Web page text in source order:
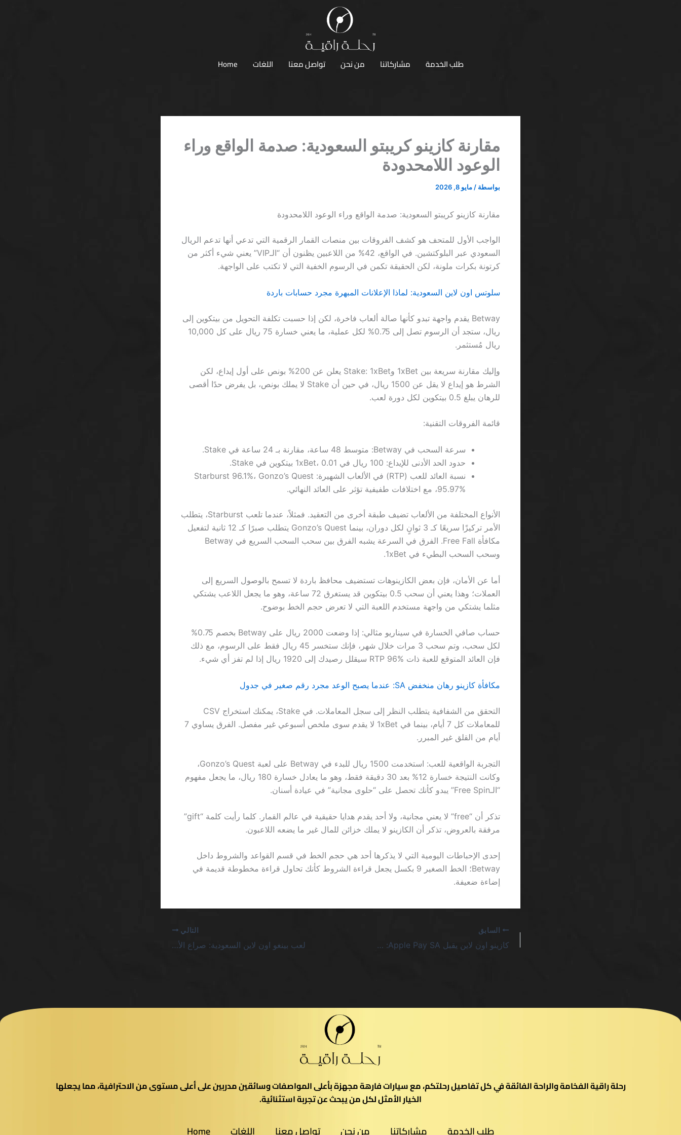
طلب الخدمة مشاركاتنا من نحن تواصل معنا اللغات Home
مقارنة كازينو كريبتو السعودية: صدمة الواقع وراء
الوعود اللامحدودة
بواسطة / مايو 8, 2026
مقارنة كازينو كريبتو السعودية: صدمة الواقع وراء الوعود اللامحدودة
الواجب الأول للمتحف هو كشف الفروقات بين منصات القمار الرقمية التي تدعي أنها تدعم الريال
السعودي عبر البلوكتشين. في الواقع، 42% من اللاعبين يظنون أن “الـVIP” يعني شيء أكثر من
كرتونة بكرات ملونة، لكن الحقيقة تكمن في الرسوم الخفية التي لا تكتب على الواجهة.
سلوتس اون لاين السعودية: لماذا الإعلانات المبهرة مجرد حسابات باردة
Betway يقدم واجهة تبدو كأنها صالة ألعاب فاخرة، لكن إذا حسبت تكلفة التحويل من بيتكوين إلى
ريال، ستجد أن الرسوم تصل إلى 0.75% لكل عملية، ما يعني خسارة 75 ريال على كل 10,000
ريال مُستثمر.
وإليك مقارنة سريعة بين 1xBet وStake: 1xBet يعلن عن 200% بونص على أول إيداع، لكن
الشرط هو إيداع لا يقل عن 1500 ريال، في حين أن Stake لا يملك بونص، بل يفرض حدًا أقصى
للرهان يبلغ 0.5 بيتكوين لكل دورة لعب.
قائمة الفروقات التقنية:
سرعة السحب في Betway: متوسط 48 ساعة، مقارنة بـ 24 ساعة في Stake.
حدود الحد الأدنى للإيداع: 100 ريال في 1xBet، 0.01 بيتكوين في Stake.
نسبة العائد للعب (RTP) في الألعاب الشهيرة: Starburst 96.1%، Gonzo’s Quest
95.97%، مع اختلافات طفيفية تؤثر على العائد النهائي.
الأنواع المختلفة من الألعاب تضيف طبقة أخرى من التعقيد. فمثلاً، عندما تلعب Starburst، يتطلب
الأمر تركيزًا سريعًا كـ 3 ثوانٍ لكل دوران، بينما Gonzo’s Quest يتطلب صبرًا كـ 12 ثانية لتفعيل
مكافأة Free Fall. الفرق في السرعة يشبه الفرق بين سحب السحب السريع في Betway
وسحب السحب البطيء في 1xBet.
أما عن الأمان، فإن بعض الكازينوهات تستضيف محافظ باردة لا تسمح بالوصول السريع إلى
العملات؛ وهذا يعني أن سحب 0.5 بيتكوين قد يستغرق 72 ساعة، وهو ما يجعل اللاعب يشتكي
مثلما يشتكي من واجهة مستخدم اللعبة التي لا تعرض حجم الخط بوضوح.
حساب صافي الخسارة في سيناريو مثالي: إذا وضعت 2000 ريال على Betway بخصم 0.75%
لكل سحب، وتم سحب 3 مرات خلال شهر، فإنك ستخسر 45 ريال فقط على الرسوم، مع ذلك
فإن العائد المتوقع للعبة ذات RTP 96% سيقلل رصيدك إلى 1920 ريال إذا لم تفز أي شيء.
مكافأة كازينو رهان منخفض SA: عندما يصبح الوعد مجرد رقم صغير في جدول
التحقق من الشفافية يتطلب النظر إلى سجل المعاملات. في Stake، يمكنك استخراج CSV
للمعاملات كل 7 أيام، بينما في 1xBet لا يقدم سوى ملخص أسبوعي غير مفصل. الفرق يساوي 7
أيام من القلق غير المبرر.
التجربة الواقعية للعب: استخدمت 1500 ريال للبدء في Betway على لعبة Gonzo’s Quest،
وكانت النتيجة خسارة 12% بعد 30 دقيقة فقط، وهو ما يعادل خسارة 180 ريال، ما يجعل مفهوم
“الـFree Spin” يبدو كأنك تحصل على “حلوى مجانية” في عيادة أسنان.
تذكر أن “free” لا يعني مجانية، ولا أحد يقدم هدايا حقيقية في عالم القمار. كلما رأيت كلمة “gift”
مرفقة بالعروض، تذكر أن الكازينو لا يملك خزائن للمال غير ما يضعه اللاعبون.
إحدى الإحباطات اليومية التي لا يذكرها أحد هي حجم الخط في قسم القواعد والشروط داخل
Betway؛ الخط الصغير 9 بكسل يجعل قراءة الشروط كأنك تحاول قراءة مخطوطة قديمة في
إضاءة ضعيفة.
السابق
كازينو اون لاين يقبل Apple Pay SA: صدمة الواقع المرهقة
التالي
لعب بينغو اون لاين السعودية: صراع الأرقام والوعود الفارغة
رحلة راقية الفخامة والراحة الفائقة في كل تفاصيل رحلتكم، مع سيارات فارهة مجهزة بأعلى المواصفات وسائقين مدربين على أعلى مستوى من الاحترافية، مما يجعلها
الخيار الأمثل لكل من يبحث عن تجربة استثنائية.
طلب الخدمة مشاركاتنا من نحن تواصل معنا اللغات Home